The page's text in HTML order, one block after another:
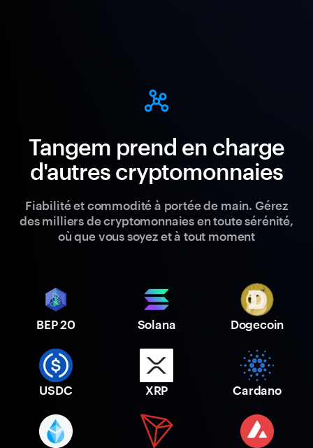
Tangem prend en charge
d'autres cryptomonnaies
Fiabilité et commodité à portée de main. Gérez
des milliers de cryptomonnaies en toute sérénité,
où que vous soyez et à tout moment
BEP 20 Solana Dogecoin
USDC XRP Cardano